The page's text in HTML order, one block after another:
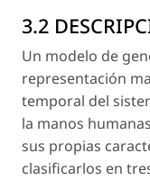
3.2
Un modelo de
representación
temporal del
la manos
sus propias
clasificarlos en